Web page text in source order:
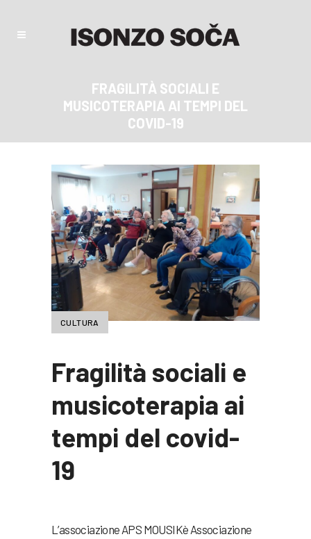
FRAGILITÀ SOCIALI E
MUSICOTERAPIA AI TEMPI DEL
COVID-19
CULTURA
Fragilità sociali e
musicoterapia ai
tempi del covid-
19
L’associazione APS MOUSIKè Associazione